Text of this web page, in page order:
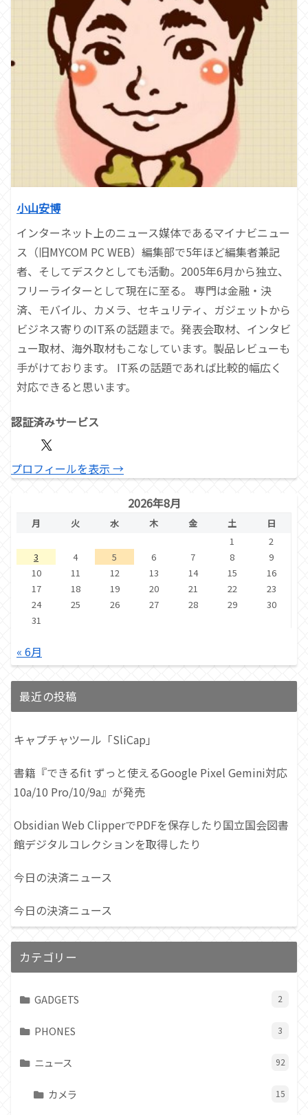
小山安博
インターネット上のニュース媒体であるマイナビニュー
ス（旧MYCOM PC WEB）編集部で5年ほど編集者兼記
者、そしてデスクとしても活動。2005年6月から独立、
フリーライターとして現在に至る。 専門は金融・決
済、モバイル、カメラ、セキュリティ、ガジェットから
ビジネス寄りのIT系の話題まで。発表会取材、インタビ
ュー取材、海外取材もこなしています。製品レビューも
手がけております。 IT系の話題であれば比較的幅広く
対応できると思います。
認証済みサービス
プロフィールを表示 →
2026年8月
月 火 水 木 金 土
日
1
2
3
4 5 6 7 8
9
10
11 12 13 14 15
16
17
18 19 20 21 22
23
24
25 26 27 28 29
30
31
« 6月
最近の投稿
キャプチャツール「SliCap」
書籍『できるfit ずっと使えるGoogle Pixel Gemini対応
10a/10 Pro/10/9a』が発売
Obsidian Web ClipperでPDFを保存したり国立国会図書
館デジタルコレクションを取得したり
今日の決済ニュース
今日の決済ニュース
カテゴリー
GADGETS 2
PHONES 3
ニュース 92
カメラ 15